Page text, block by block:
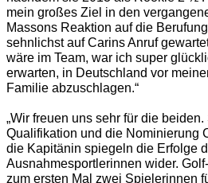
mein großes Ziel in den
Massons Reaktion auf die
sehnlichst auf Carins Anruf
wäre im Team, war ich super
erwarten, in Deutschland vor
Familie abzuschlagen.“
„Wir freuen uns sehr für die
Qualifikation und die Nominierung
die Kapitänin spiegeln die Erfolge
Ausnahmesportlerinnen wider.
zum ersten Mal zwei Spielerinnen